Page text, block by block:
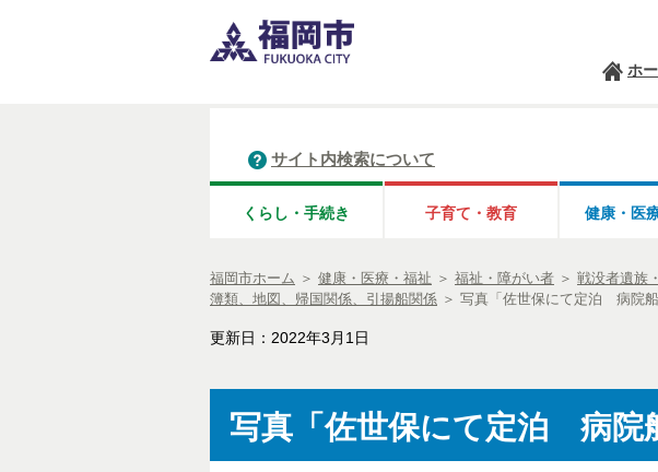
ホ
サイト内検索について
くらし・手続き 子育て・教育 健康・医
福岡市ホーム ＞ 健康・医療・福祉 ＞ 福祉・障がい者 ＞ 戦没者遺族
簿類、地図、帰国関係、引揚船関係 ＞ 写真「佐世保にて定泊 病院船
更新日：2022年3月1日
写真「佐世保にて定泊 病院